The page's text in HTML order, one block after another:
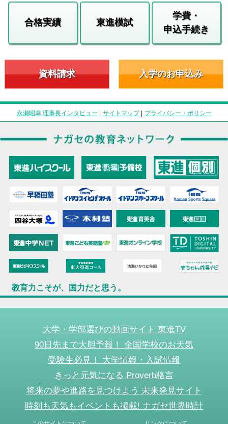
合格実績 東進模試
学費・
申込手続き
資料請求 入学のお申込み
永瀬昭幸 理事長インタビュー サイトマップ| プライバシー・ポリシー
教育力こそが、国力だと思う。
大学・学部選びの動画サイト 東進TV
90日先まで大胆予報！ 全国学校のお天気
受験生必見！ 大学情報・入試情報
きっと元気になる Proverb格言
将来の夢や進路を見つけよう 未来発見サイト
時刻も天気もイベントも掲載! ナガセ世界時計